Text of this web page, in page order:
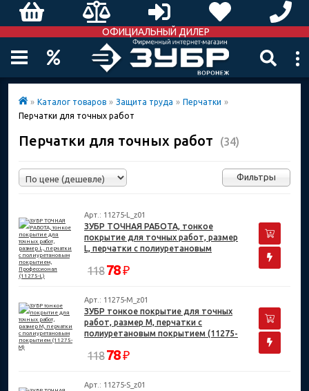
ОФИЦИАЛЬНЫЙ ДИЛЕР
» Каталог товаров » Защита труда » Перчатки »
Перчатки для точных работ
Перчатки для точных работ (34)
Фильтры
Арт.: 11275-L_z01
ЗУБР ТОЧНАЯ РАБОТА, тонкое
покрытие для точных работ, размер
L, перчатки с полиуретановым
118 78₽
Арт.: 11275-M_z01
ЗУБР тонкое покрытие для точных
работ, размер M, перчатки с
полиуретановым покрытием (11275-
118 78₽
Арт.: 11275-S_z01